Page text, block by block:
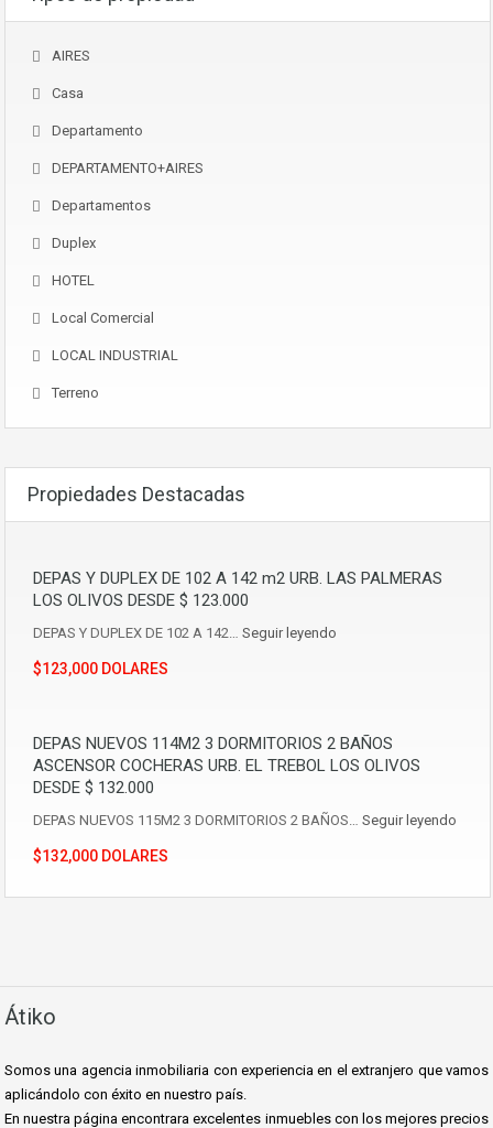
AIRES
Casa
Departamento
DEPARTAMENTO+AIRES
Departamentos
Duplex
HOTEL
Local Comercial
LOCAL INDUSTRIAL
Terreno
Propiedades Destacadas
DEPAS Y DUPLEX DE 102 A 142 m2 URB. LAS PALMERAS
LOS OLIVOS DESDE $ 123.000
DEPAS Y DUPLEX DE 102 A 142… Seguir leyendo
$123,000 DOLARES
DEPAS NUEVOS 114M2 3 DORMITORIOS 2 BAÑOS
ASCENSOR COCHERAS URB. EL TREBOL LOS OLIVOS
DESDE $ 132.000
DEPAS NUEVOS 115M2 3 DORMITORIOS 2 BAÑOS… Seguir leyendo
$132,000 DOLARES
Átiko
Somos una agencia inmobiliaria con experiencia en el extranjero que vamos
aplicándolo con éxito en nuestro país.
En nuestra página encontrara excelentes inmuebles con los mejores precios